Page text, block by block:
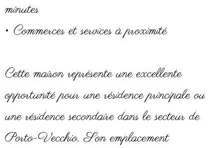
minutes
• Commerces et services à proximité
Cette maison représente une excellente
opportunité pour une résidence principale ou
une résidence secondaire dans le secteur de
Porto-Vecchio. Son emplacement